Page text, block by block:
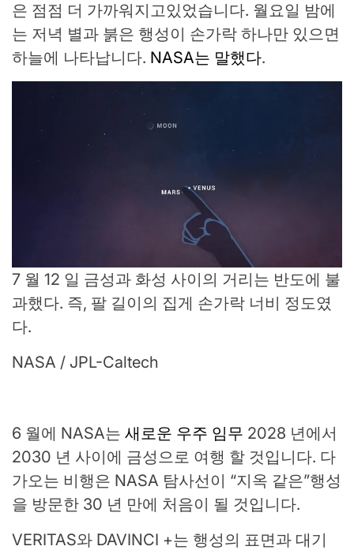
은 점점 더 가까워지고있었습니다. 월요일 밤에
는 저녁 별과 붉은 행성이 손가락 하나만 있으면
하늘에 나타납니다. NASA는 말했다.
7 월 12 일 금성과 화성 사이의 거리는 반도에 불
과했다. 즉, 팔 길이의 집게 손가락 너비 정도였
다.
NASA / JPL-Caltech
6 월에 NASA는 새로운 우주 임무 2028 년에서
2030 년 사이에 금성으로 여행 할 것입니다. 다
가오는 비행은 NASA 탐사선이 “지옥 같은”행성
을 방문한 30 년 만에 처음이 될 것입니다.
VERITAS와 DAVINCI +는 행성의 표면과 대기